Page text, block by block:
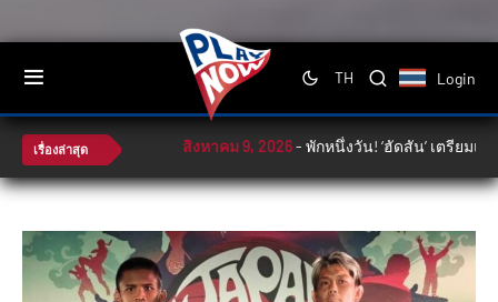
TH Login
เรื่องล่าสุด สิงหาคม 9, 2026-พักหนึ่งวัน! ‘ฮัดสัน’ เตรียมแผน